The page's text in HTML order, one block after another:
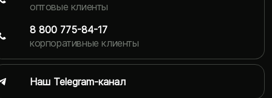
оптовые клиенты
8 800 775-84-17
корпоративные клиенты
Наш Telegram-канал